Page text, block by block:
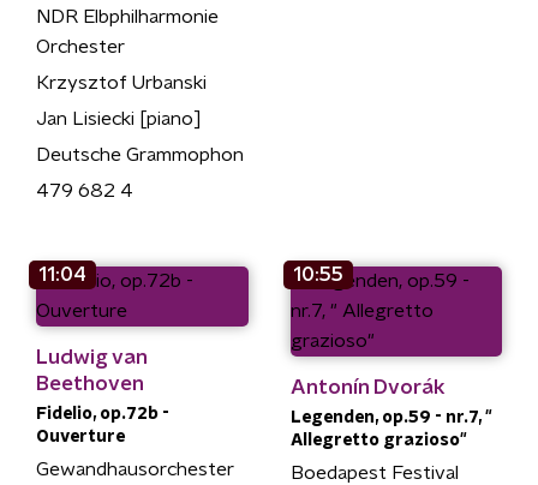
NDR Elbphilharmonie
Orchester
Krzysztof Urbanski
Jan Lisiecki [piano]
Deutsche Grammophon
479 682 4
11:04
Ludwig van
Beethoven
Fidelio, op.72b -
Ouverture
Gewandhausorchester
10:55
Antonín Dvorák
Legenden, op.59 - nr.7, "
Allegretto grazioso"
Boedapest Festival